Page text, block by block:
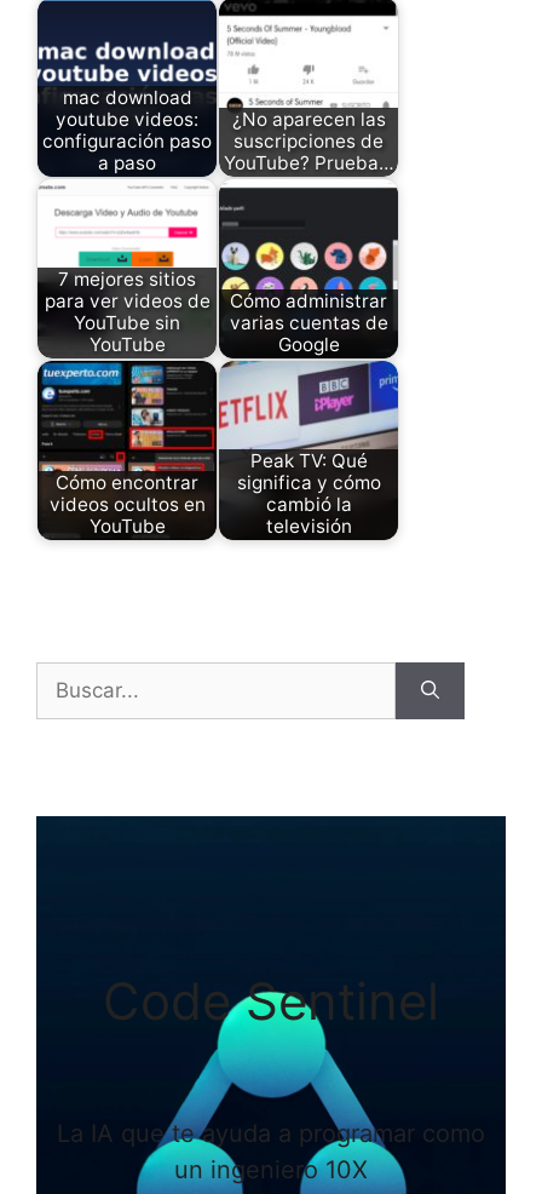
mac download
youtube videos:
configuración paso
a paso
¿No aparecen las
suscripciones de
YouTube? Prueba…
7 mejores sitios
para ver videos de
YouTube sin
YouTube
Cómo administrar
varias cuentas de
Google
Cómo encontrar
videos ocultos en
YouTube
Peak TV: Qué
significa y cómo
cambió la
televisión
Code Sentinel
La IA que te ayuda a programar como
un ingeniero 10X